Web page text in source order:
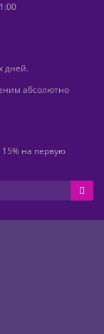
дней.
абсолютно
на первую